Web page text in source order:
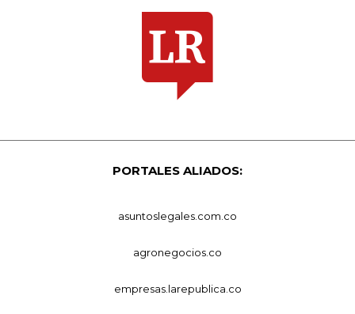
PORTALES ALIADOS:
asuntoslegales.com.co
agronegocios.co
empresas.larepublica.co